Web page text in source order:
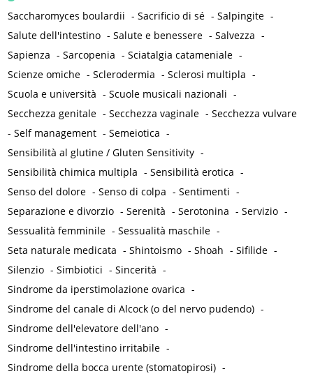
Saccharomyces boulardii -Sacrificio di sé -Salpingite -
Salute dell'intestino -Salute e benessere -Salvezza -
Sapienza -Sarcopenia -Sciatalgia catameniale -
Scienze omiche -Sclerodermia -Sclerosi multipla -
Scuola e università -Scuole musicali nazionali -
Secchezza genitale -Secchezza vaginale -Secchezza vulvare
-Self management -Semeiotica -
Sensibilità al glutine / Gluten Sensitivity -
Sensibilità chimica multipla -Sensibilità erotica -
Senso del dolore -Senso di colpa -Sentimenti -
Separazione e divorzio -Serenità -Serotonina -Servizio -
Sessualità femminile -Sessualità maschile -
Seta naturale medicata -Shintoismo -Shoah -Sifilide -
Silenzio -Simbiotici -Sincerità -
Sindrome da iperstimolazione ovarica -
Sindrome del canale di Alcock (o del nervo pudendo) -
Sindrome dell'elevatore dell'ano -
Sindrome dell'intestino irritabile -
Sindrome della bocca urente (stomatopirosi) -